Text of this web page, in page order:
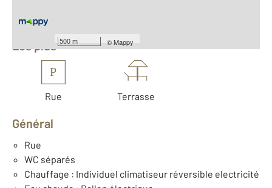
500 m ©Mappy
Équipements
Les plus
P
Rue Terrasse
Général
Rue
WC séparés
Chauffage : Individuel climatiseur réversible electricité